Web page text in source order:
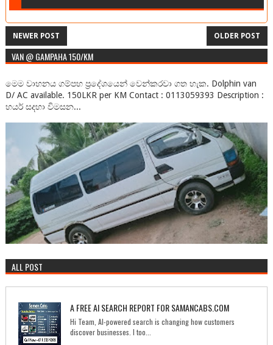
NEWER POST OLDER POST
VAN @ GAMPAHA 150/KM
මෙම වාහනය ගම්පහ ප්‍රදේශයෙන් වෙන්කරවා ගත හැක. Dolphin van
D/ AC available. 150LKR per KM Contact : 0113059393 Description :
හයර් සදහා විමසන...
ALL POST
A FREE AI SEARCH REPORT FOR SAMANCABS.COM
Hi Team, AI-powered search is changing how customers
discover businesses. I too...